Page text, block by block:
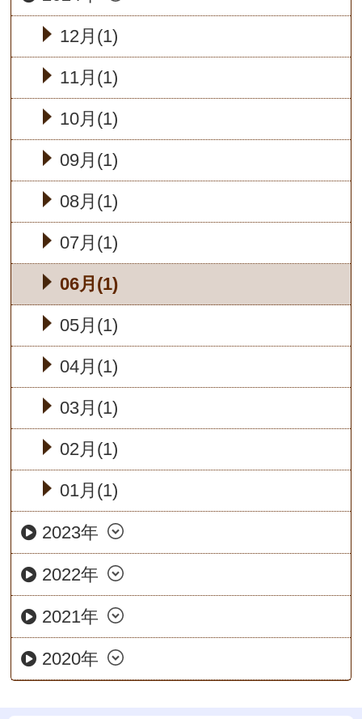
12月(1)
11月(1)
10月(1)
09月(1)
08月(1)
07月(1)
06月(1)
05月(1)
04月(1)
03月(1)
02月(1)
01月(1)
2023年
2022年
2021年
2020年